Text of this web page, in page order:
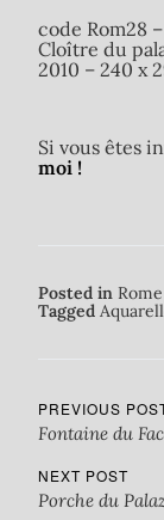
code Rom28
Cloître du
2010 – 240 x
Si vous êtes
moi !
Posted in Rome
Tagged
PREVIOUS
Fontaine du
NEXT POST
Porche du